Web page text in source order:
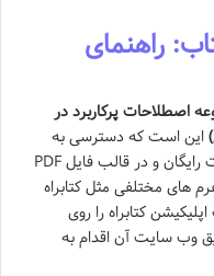
راهنمای
اصطلاحات پرکاربرد در
این است که دسترسی به
آن خیلی راحت است. این کتاب به صورت رایگان و در قالب فایل PDF
های مختلفی مثل کتابراه
کتابراه را روی
وب سایت آن اقدام به